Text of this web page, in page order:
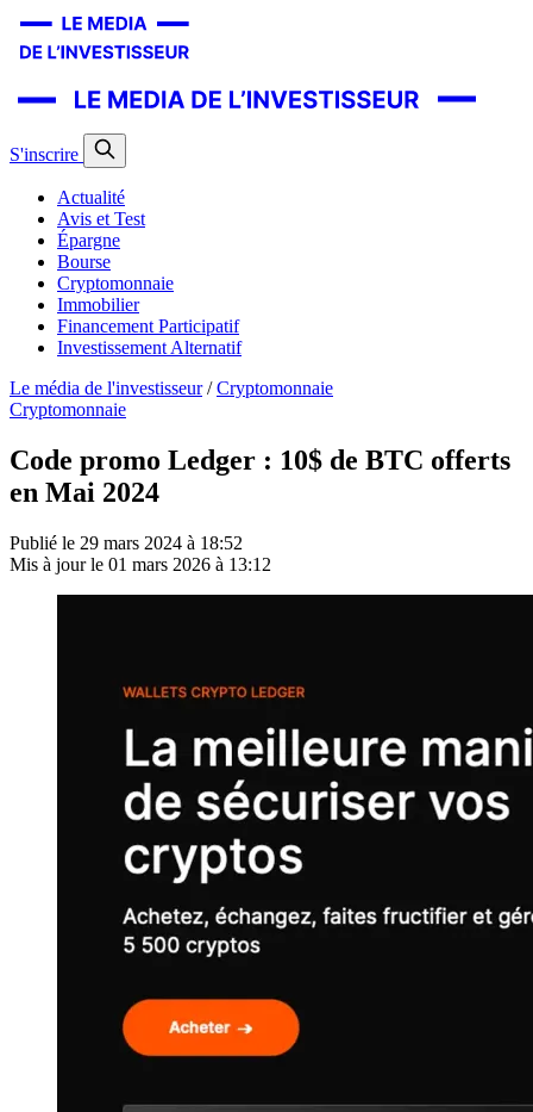
S'inscrire
Actualité
Avis et Test
Épargne
Bourse
Cryptomonnaie
Immobilier
Financement Participatif
Investissement Alternatif
Le média de l'investisseur / Cryptomonnaie
Cryptomonnaie
Code promo Ledger : 10$ de BTC offerts
en Mai 2024
Publié le 29 mars 2024 à 18:52
Mis à jour le 01 mars 2026 à 13:12